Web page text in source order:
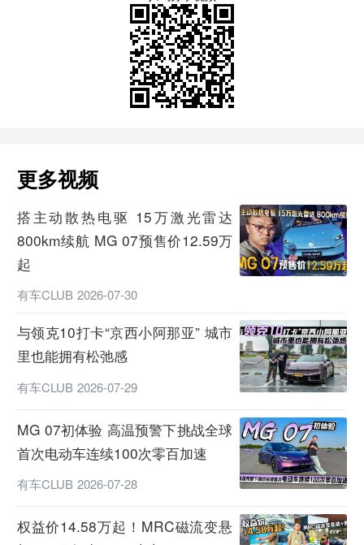
更多视频
搭主动散热电驱 15万激光雷达
800km续航 MG 07预售价12.59万
起
有车CLUB 2026-07-30
与领克10打卡“京西小阿那亚” 城市
里也能拥有松弛感
有车CLUB 2026-07-29
MG 07初体验 高温预警下挑战全球
首次电动车连续100次零百加速
有车CLUB 2026-07-28
权益价14.58万起！MRC磁流变悬